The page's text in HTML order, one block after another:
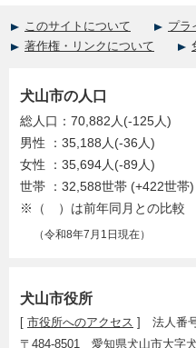
このサイトについて
プラ
著作権・リンクについて
犬山市役所
[ 市役所へのアクセス ] 法人番
〒484-8501 愛知県犬山市大字
犬山市の人口
総人口：70,882人(-125人)
男性 ：35,188人(-36人)
女性 ：35,694人(-89人)
世帯 ：32,588世帯 (+422世帯)
※（ ）は前年同月との比較
（令和8年7月1日現在）